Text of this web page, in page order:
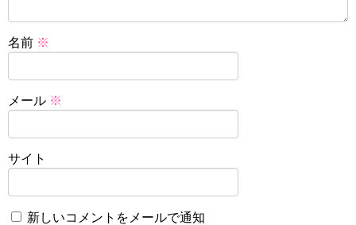
名前 ※
メール ※
サイト
新しいコメントをメールで通知